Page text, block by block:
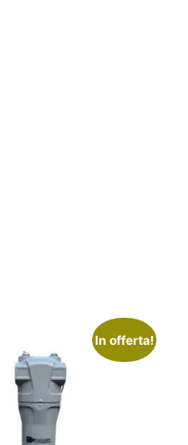
In offerta!